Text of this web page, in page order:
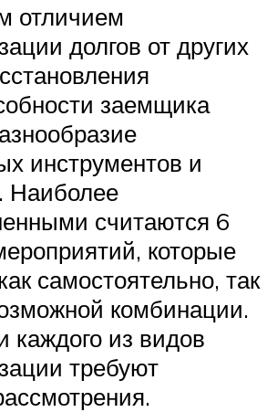
отличием
долгов от других
заемщика
инструментов и
Наиболее
считаются 6
которые
самостоятельно, так
комбинации.
каждого из видов
требуют